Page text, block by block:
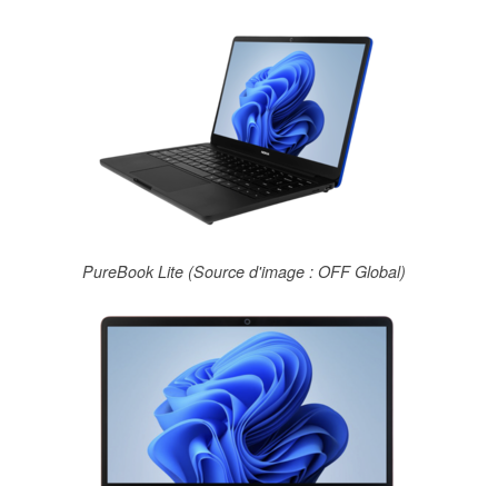
PureBook Lite (Source d'image : OFF Global)